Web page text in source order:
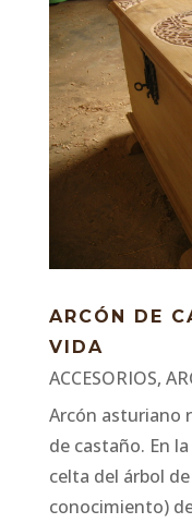
ARCÓN DE
VIDA
ACCESORIOS,
Arcón asturiano
de castaño. En
celta del árbol
conocimiento)